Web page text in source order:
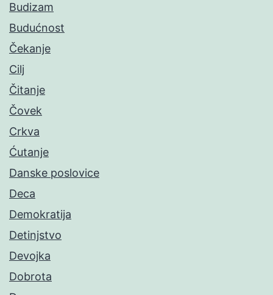
Budizam
Budućnost
Čekanje
Cilj
Čitanje
Čovek
Crkva
Ćutanje
Danske poslovice
Deca
Demokratija
Detinjstvo
Devojka
Dobrota